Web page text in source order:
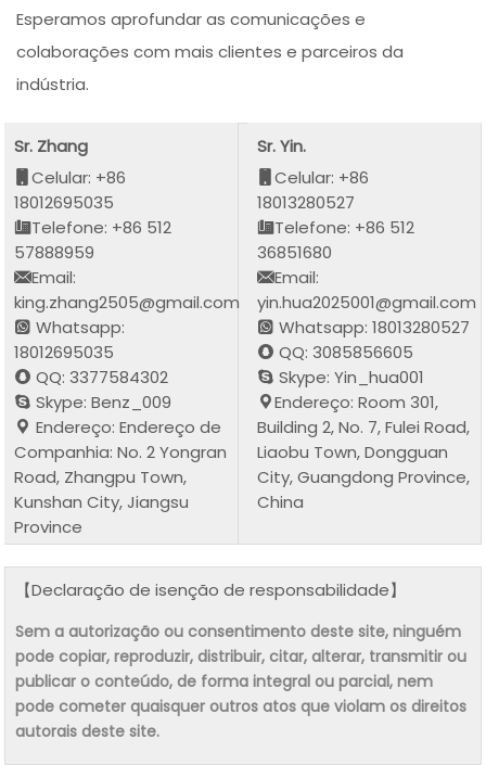
Esperamos aprofundar as comunicações e
colaborações com mais clientes e parceiros da
indústria.
Sr. Zhang
Celular: +86
18012695035
Telefone: +86 512
57888959
Email:
king.zhang2505@gmail.com
Whatsapp:
18012695035
QQ: 3377584302
Skype: Benz_009
Endereço: Endereço de
Companhia: No. 2 Yongran
Road, Zhangpu Town,
Kunshan City, Jiangsu
Province
Sr. Yin.
Celular: +86
18013280527
Telefone: +86 512
36851680
Email:
yin.hua2025001@gmail.com
Whatsapp: 18013280527
QQ: 3085856605
Skype: Yin_hua001
Endereço: Room 301,
Building 2, No. 7, Fulei Road,
Liaobu Town, Dongguan
City, Guangdong Province,
China
【Declaração de isenção de responsabilidade】
Sem a autorização ou consentimento deste site, ninguém
pode copiar, reproduzir, distribuir, citar, alterar, transmitir ou
publicar o conteúdo, de forma integral ou parcial, nem
pode cometer quaisquer outros atos que violam os direitos
autorais deste site.